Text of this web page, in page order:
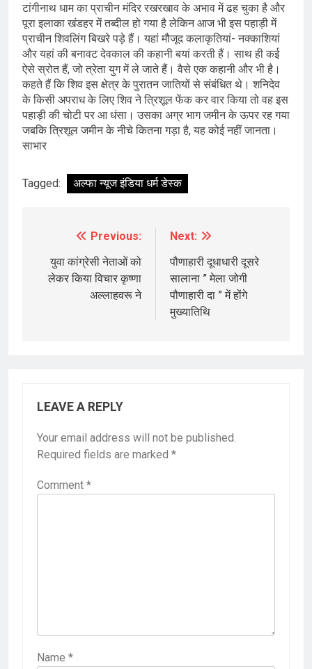
टांगीनाथ धाम का प्राचीन मंदिर रखरखाव के अभाव में ढह चुका है और
पूरा इलाका खंडहर में तब्दील हो गया है लेकिन आज भी इस पहाड़ी में
प्राचीन शिवलिंग बिखरे पड़े हैं। यहां मौजूद कलाकृतियां- नक्काशियां
और यहां की बनावट देवकाल की कहानी बयां करती हैं। साथ ही कई
ऐसे स्रोत हैं, जो त्रेता युग में ले जाते हैं। वैसे एक कहानी और भी है।
कहते हैं कि शिव इस क्षेत्र के पुरातन जातियों से संबंधित थे। शनिदेव
के किसी अपराध के लिए शिव ने त्रिशूल फेंक कर वार किया तो वह इस
पहाड़ी की चोटी पर आ धंसा। उसका अग्र भाग जमीन के ऊपर रह गया
जबकि त्रिशूल जमीन के नीचे कितना गड़ा है, यह कोई नहीं जानता।
साभार
Tagged: अल्फा न्यूज इंडिया धर्म डेस्क
navigation
Previous:
युवा कांग्रेसी नेताओं को
लेकर किया विचार कृष्णा
अल्लाहवरू ने
Next:
पौणाहारी दूधाधारी दूसरे
सालाना ” मेला जोगी
पौणाहारी दा ” में होंगे
मुख्यातिथि
LEAVE A REPLY
Your email address will not be published.
Required fields are marked *
Comment *
Name *